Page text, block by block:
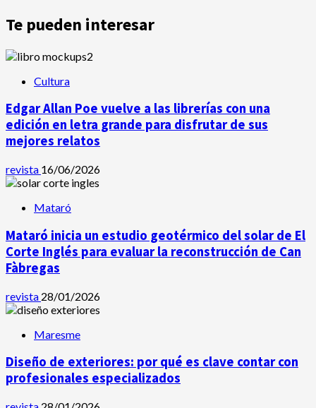
Te pueden interesar
Cultura
Edgar Allan Poe vuelve a las librerías con una
edición en letra grande para disfrutar de sus
mejores relatos
revista 16/06/2026
Mataró
Mataró inicia un estudio geotérmico del solar de El
Corte Inglés para evaluar la reconstrucción de Can
Fàbregas
revista 28/01/2026
Maresme
Diseño de exteriores: por qué es clave contar con
profesionales especializados